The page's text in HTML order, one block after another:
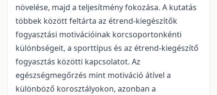
növelése, majd a teljesítmény fokozása. A kutatás
többek között feltárta az étrend-kiegészítők
fogyasztási motivációinak korcsoportonkénti
különbségeit, a sporttípus és az étrend-kiegészítő
fogyasztás közötti kapcsolatot. Az
egészségmegőrzés mint motiváció átível a
különböző korosztályokon, azonban a